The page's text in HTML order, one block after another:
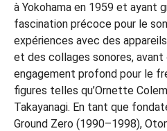
à Yokohama en 1959 et ayant
fascination précoce pour le
expériences avec des
et des collages sonores,
engagement profond pour le
figures telles qu’Ornette
Takayanagi. En tant que
Ground Zero (1990–1998),